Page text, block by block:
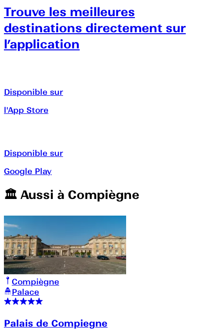
Trouve les meilleures
destinations directement sur
l’application
Disponible sur
l'App Store
Disponible sur
Google Play
🏛️️ Aussi à Compiègne
Compiègne
Palace
Palais de Compiegne